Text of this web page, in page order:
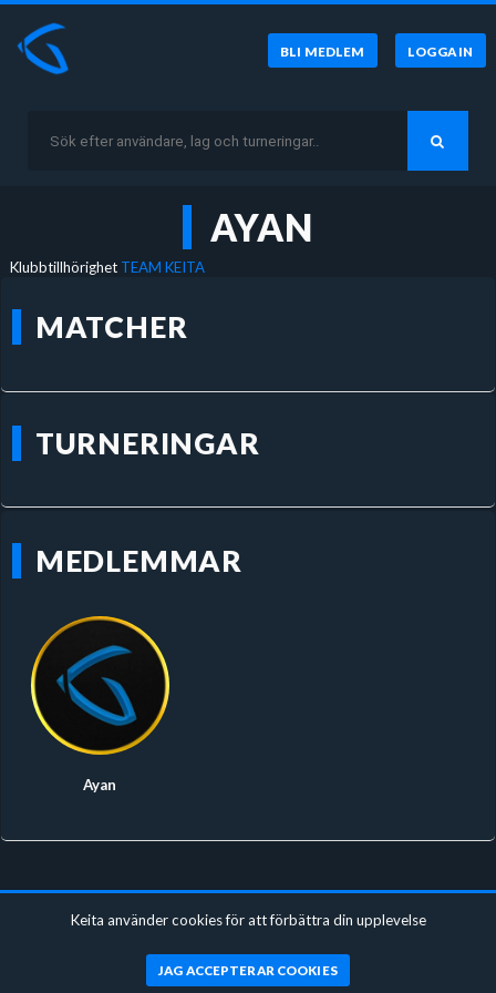
BLI MEDLEM LOGGA IN
AYAN
Klubbtillhörighet TEAM KEITA
MATCHER
TURNERINGAR
MEDLEMMAR
Ayan
Keita använder cookies för att förbättra din upplevelse
JAG ACCEPTERAR COOKIES